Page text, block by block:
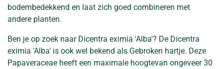
bodembedekkend en laat zich goed combineren met
andere planten.
Ben je op zoek naar Dicentra eximia 'Alba'? De Dicentra
eximia 'Alba' is ook wel bekend als Gebroken hartje. Deze
Papaveraceae heeft een maximale hoogtevan ongeveer 30